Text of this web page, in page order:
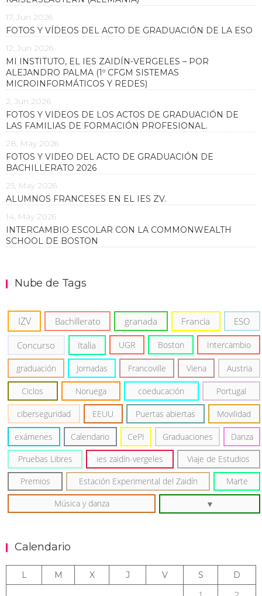
17, Jun 2026
FOTOS Y VÍDEOS DEL ACTO DE GRADUACIÓN DE LA ESO
12, Jun 2026
MI INSTITUTO, EL IES ZAIDÍN-VERGELES – POR
ALEJANDRO PALMA (1º CFGM SISTEMAS
MICROINFORMÁTICOS Y REDES)
2, Jun 2026
FOTOS Y VIDEOS DE LOS ACTOS DE GRADUACIÓN DE
LAS FAMILIAS DE FORMACIÓN PROFESIONAL.
28, May 2026
FOTOS Y VIDEO DEL ACTO DE GRADUACIÓN DE
BACHILLERATO 2026
25, May 2026
ALUMNOS FRANCESES EN EL IES ZV.
14, May 2026
INTERCAMBIO ESCOLAR CON LA COMMONWEALTH
SCHOOL DE BOSTON
Nube de Tags
IZV Bachillerato granada Francia ESO
Concurso Italia UGR Boston Intercambio
graduación Jornadas Francoville Viena Austria
Ciclos Noruega coeducación Portugal
ciberseguridad EEUU Puertas abiertas Movilidad
exámenes Calendario CePI Graduaciones Danza
Pruebas Libres ies zaidín-vergeles Viaje de Estudios
Premios Estación Experimental del Zaidín Marte
Música y danza
Calendario
L M X J V S
D